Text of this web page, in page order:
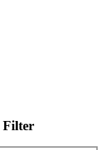
Filter